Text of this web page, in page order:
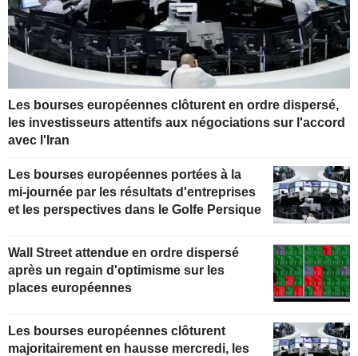
Les bourses européennes clôturent en ordre dispersé,
les investisseurs attentifs aux négociations sur l'accord
avec l'Iran
Les bourses européennes portées à la
mi-journée par les résultats d'entreprises
et les perspectives dans le Golfe Persique
Wall Street attendue en ordre dispersé
après un regain d'optimisme sur les
places européennes
Les bourses européennes clôturent
majoritairement en hausse mercredi, les